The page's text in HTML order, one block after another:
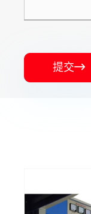
提交